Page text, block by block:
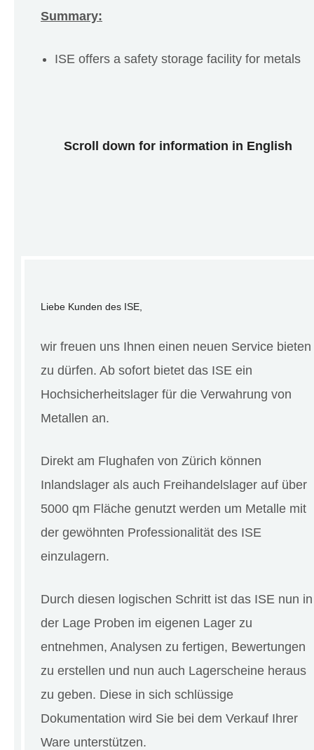
Summary:
ISE offers a safety storage facility for metals
Scroll down for information in English
Liebe Kunden des ISE,
wir freuen uns Ihnen einen neuen Service bieten
zu dürfen. Ab sofort bietet das ISE ein
Hochsicherheitslager für die Verwahrung von
Metallen an.
Direkt am Flughafen von Zürich können
Inlandslager als auch Freihandelslager auf über
5000 qm Fläche genutzt werden um Metalle mit
der gewöhnten Professionalität des ISE
einzulagern.
Durch diesen logischen Schritt ist das ISE nun in
der Lage Proben im eigenen Lager zu
entnehmen, Analysen zu fertigen, Bewertungen
zu erstellen und nun auch Lagerscheine heraus
zu geben. Diese in sich schlüssige
Dokumentation wird Sie bei dem Verkauf Ihrer
Ware unterstützen.